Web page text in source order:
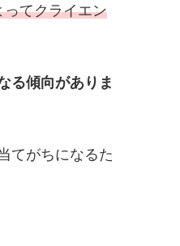
てクライエン
る傾向がありま
てがちになるた